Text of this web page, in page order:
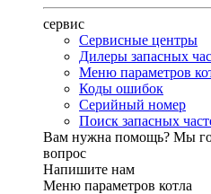
сервис
Сервисные центры
Дилеры запасных
Меню параметров
Коды ошибок
Серийный номер
Поиск запасных
Вам нужна помощь? Мы
вопрос
Напишите нам
Меню параметров котла